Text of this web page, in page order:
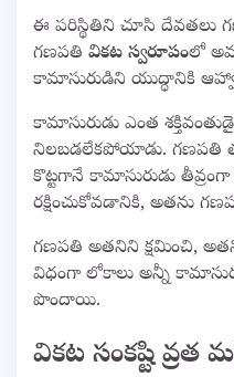
ఈ పరిస్థితిని చూసి దేవతలు
గణపతి వికట స్వరూపంలో
కామాసురుడిని యుద్ధానికి
కామాసురుడు ఎంత
నిలబడలేకపోయాడు. గణపతి
కొట్టగానే కామాసురుడు
రక్షించుకోవడానికి, అతను
గణపతి అతనిని క్షమించి,
విధంగా లోకాలు అన్నీ
పొందాయి.
వికట సంకష్టి